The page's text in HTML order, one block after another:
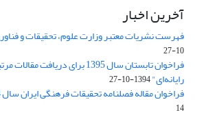
آخرین اخبار
فهرست نشریات معتبر وزارت علوم، تحقیقات و فناوری
10-27
فراخوان تابستان سال 1395 برای
رایانه‌ای"1394-10-27
فراخوان مقاله فصلنامه تحقیقات فرهنگی ایران سال 1394 و 1395
14